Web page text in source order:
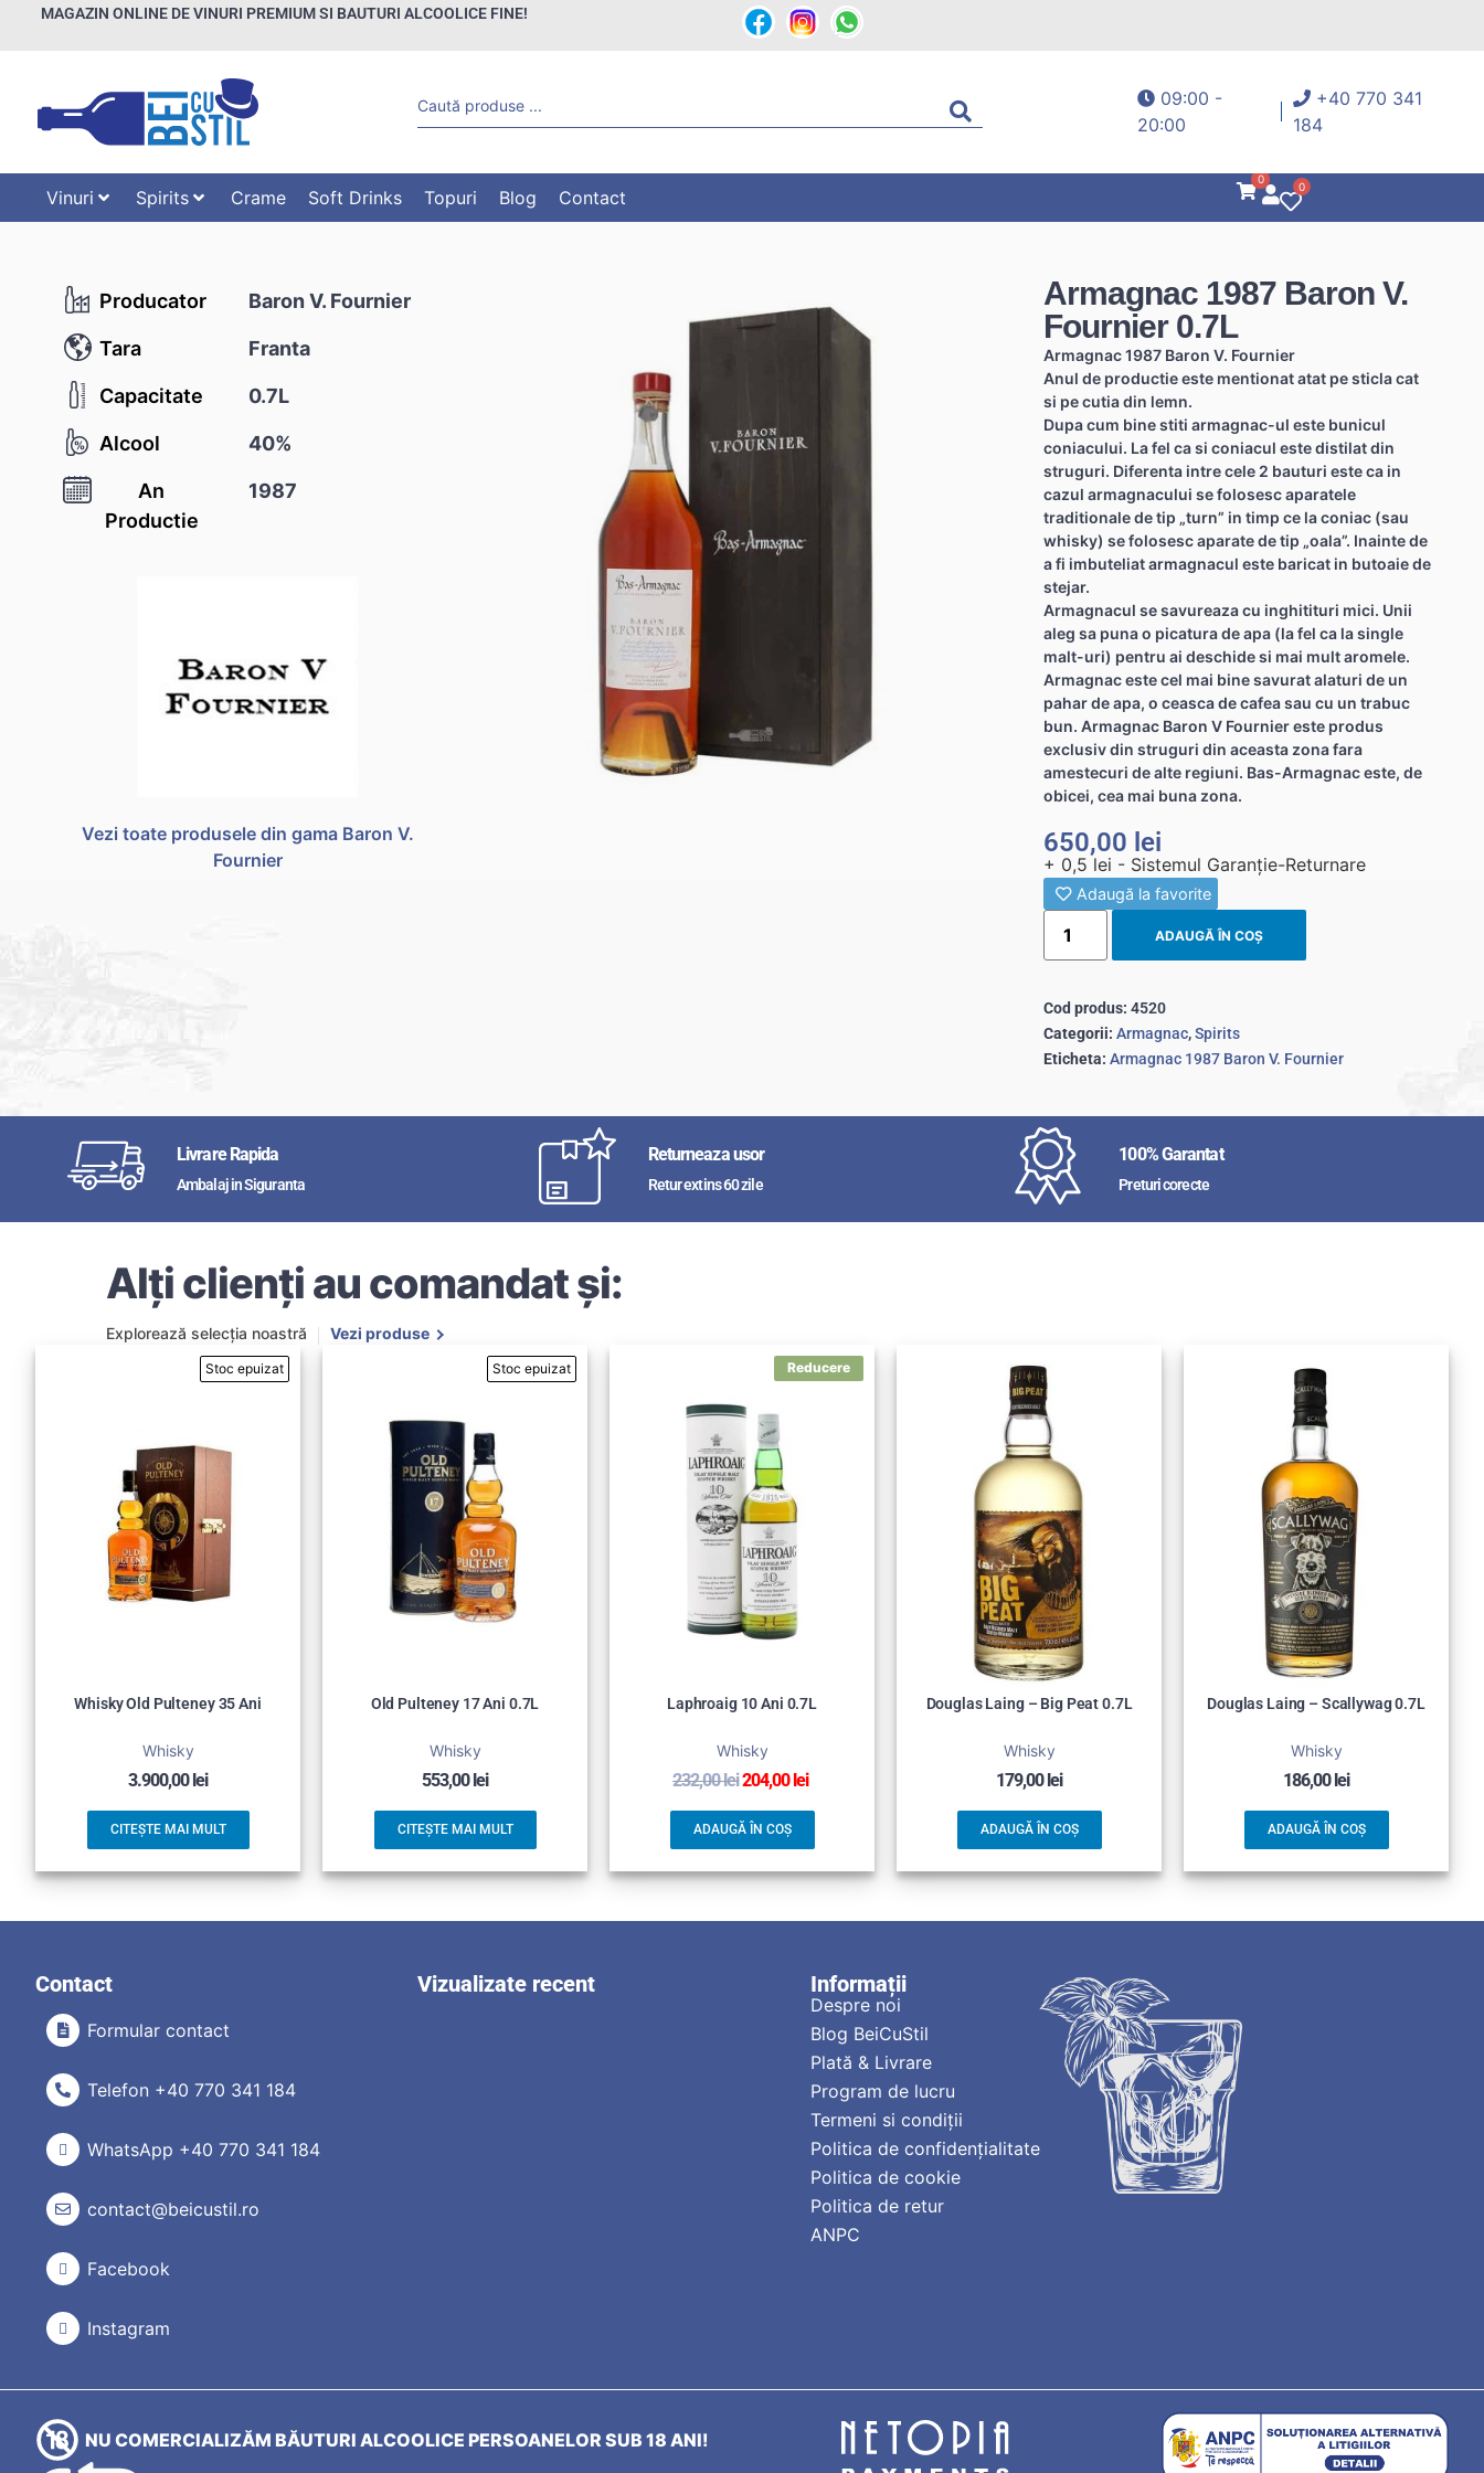
MAGAZIN ONLINE DE VINURI PREMIUM SI BAUTURI ALCOOLICE FINE!
09:00 -
20:00
+40 770 341
184
Vinuri Spirits Crame Soft Drinks Topuri Blog Contact
0
0
Producator Baron V. Fournier
Tara Franta
Capacitate 0.7L
Alcool 40%
An
Productie
1987
Vezi toate produsele din gama Baron V.
Fournier
Armagnac 1987 Baron V.
Fournier 0.7L
Armagnac 1987 Baron V. Fournier
Anul de productie este mentionat atat pe sticla cat
si pe cutia din lemn.
Dupa cum bine stiti armagnac-ul este bunicul
coniacului. La fel ca si coniacul este distilat din
struguri. Diferenta intre cele 2 bauturi este ca in
cazul armagnacului se folosesc aparatele
traditionale de tip „turn” in timp ce la coniac (sau
whisky) se folosesc aparate de tip „oala”. Inainte de
a fi imbuteliat armagnacul este baricat in butoaie de
stejar.
Armagnacul se savureaza cu inghitituri mici. Unii
aleg sa puna o picatura de apa (la fel ca la single
malt-uri) pentru ai deschide si mai mult aromele.
Armagnac este cel mai bine savurat alaturi de un
pahar de apa, o ceasca de cafea sau cu un trabuc
bun. Armagnac Baron V Fournier este produs
exclusiv din struguri din aceasta zona fara
amestecuri de alte regiuni. Bas-Armagnac este, de
obicei, cea mai buna zona.
650,00 lei
+ 0,5 lei - Sistemul Garanție-Returnare
Adaugă la favorite
ADAUGĂ ÎN COȘ
Cod produs:4520
Categorii: Armagnac,Spirits
Eticheta: Armagnac 1987 Baron V. Fournier
Livrare Rapida
Ambalaj in Siguranta
Returneaza usor
Retur extins 60 zile
100% Garantat
Preturi corecte
Alți clienți au comandat și:
Explorează selecția noastră Vezi produse
Whisky Old Pulteney 35 Ani
Whisky
3.900,00 lei
CITEȘTE MAI MULT
Old Pulteney 17 Ani 0.7L
Whisky
553,00 lei
CITEȘTE MAI MULT
Laphroaig 10 Ani 0.7L
Whisky
232,00lei204,00 lei
ADAUGĂ ÎN COȘ
Douglas Laing – Big Peat 0.7L
Whisky
179,00 lei
ADAUGĂ ÎN COȘ
Douglas Laing – Scallywag 0.7L
Whisky
186,00 lei
ADAUGĂ ÎN COȘ
Contact
Formular contact
Telefon +40 770 341 184
WhatsApp +40 770 341 184
contact@beicustil.ro
Facebook
Instagram
Vizualizate recent Informații
Despre noi
Blog BeiCuStil
Plată & Livrare
Program de lucru
Termeni si condiții
Politica de confidențialitate
Politica de cookie
Politica de retur
ANPC
NU COMERCIALIZĂM BĂUTURI ALCOOLICE PERSOANELOR SUB 18 ANI!